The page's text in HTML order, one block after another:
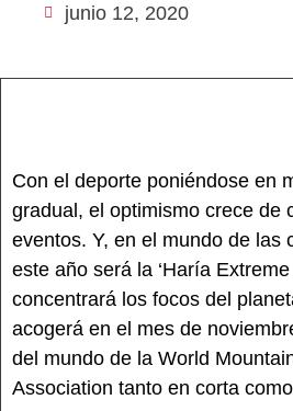
junio 12, 2020
Con el deporte poniéndose en
gradual, el optimismo crece de
eventos. Y, en el mundo de las
este año será la ‘Haría
concentrará los focos del
acogerá en el mes de
del mundo de la World
Association tanto en corta